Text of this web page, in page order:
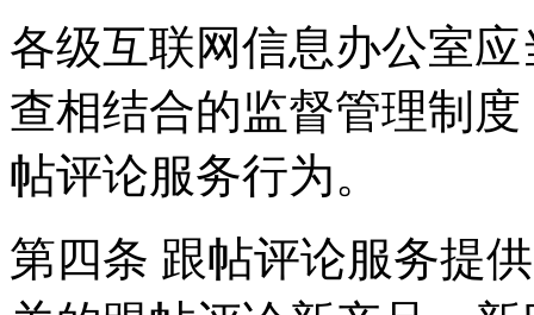
各级互联网信息办公室
查相结合的监督管理制
帖评论服务行为。
第四条 跟帖评论服务提